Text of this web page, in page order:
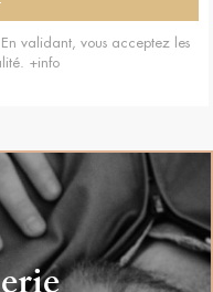
validant, vous acceptez les
+info